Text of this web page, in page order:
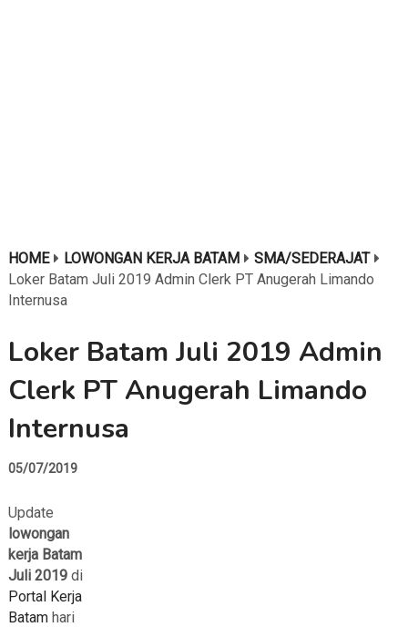
HOME LOWONGAN KERJA BATAM
SMA/SEDERAJAT
Loker Batam Juli 2019 Admin Clerk PT Anugerah Limando
Internusa
Loker Batam Juli 2019 Admin
Clerk PT Anugerah Limando
Internusa
05/07/2019
Update
lowongan
kerja Batam
Juli 2019di
Portal Kerja
Batamhari